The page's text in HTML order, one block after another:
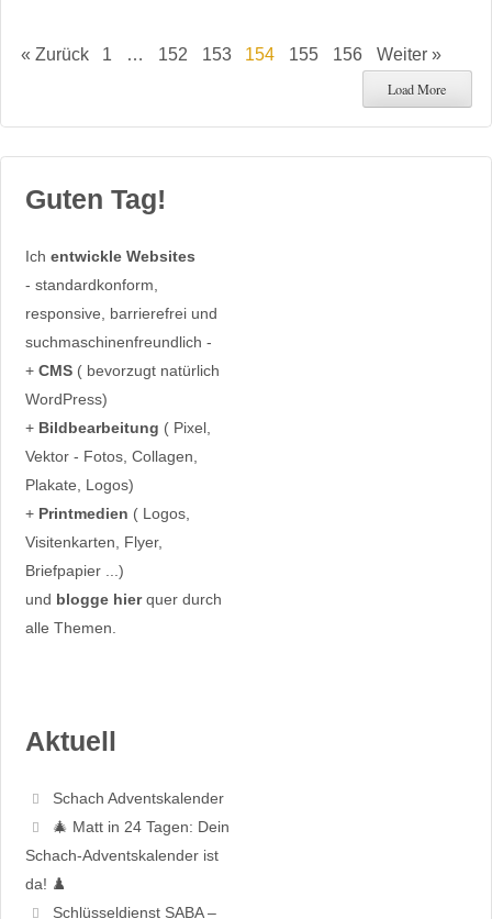
« Zurück 1 … 152 153 154 155 156 Weiter »
Load More
Guten Tag!
Ich entwickle Websites
- standardkonform,
responsive, barrierefrei und
suchmaschinenfreundlich -
+ CMS( bevorzugt natürlich
WordPress)
+ Bildbearbeitung ( Pixel,
Vektor - Fotos, Collagen,
Plakate, Logos)
+ Printmedien ( Logos,
Visitenkarten, Flyer,
Briefpapier ...)
und blogge hierquer durch
alle Themen.
Aktuell
Schach Adventskalender
🎄 Matt in 24 Tagen: Dein
Schach-Adventskalender ist
da! ♟️
Schlüsseldienst SABA –